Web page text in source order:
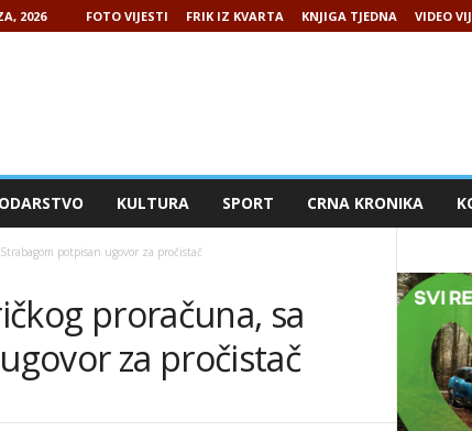
2026 FOTO VIJESTI FRIK IZ KVARTA KNJIGA TJEDNA VIDEO
KULTURA SPORT CRNA KRONIKA
potpisan ugovor za pročistač
proračuna, sa
za pročistač